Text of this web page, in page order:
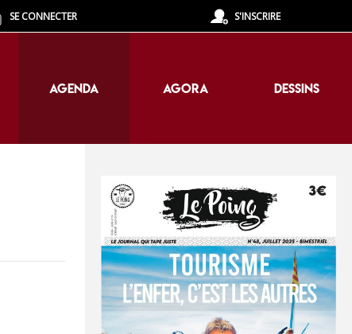
SE CONNECTER S'INSCRIRE
AGENDA AGORA DESSINS
AGENDA AGORA DESSINS